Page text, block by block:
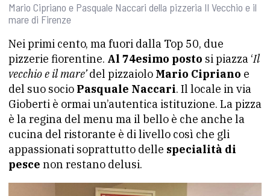
Mario Cipriano e Pasquale Naccari della pizzeria Il Vecchio e il
mare di Firenze
Nei primi cento, ma fuori dalla Top 50, due
pizzerie fiorentine. Al 74esimo posto si piazza ‘Il
vecchio e il mare’del pizzaiolo Mario Cipriano e
del suo socio Pasquale Naccari. Il locale in via
Gioberti è ormai un’autentica istituzione. La pizza
è la regina del menu ma il bello è che anche la
cucina del ristorante è di livello così che gli
appassionati soprattutto delle specialità di
pesce non restano delusi.